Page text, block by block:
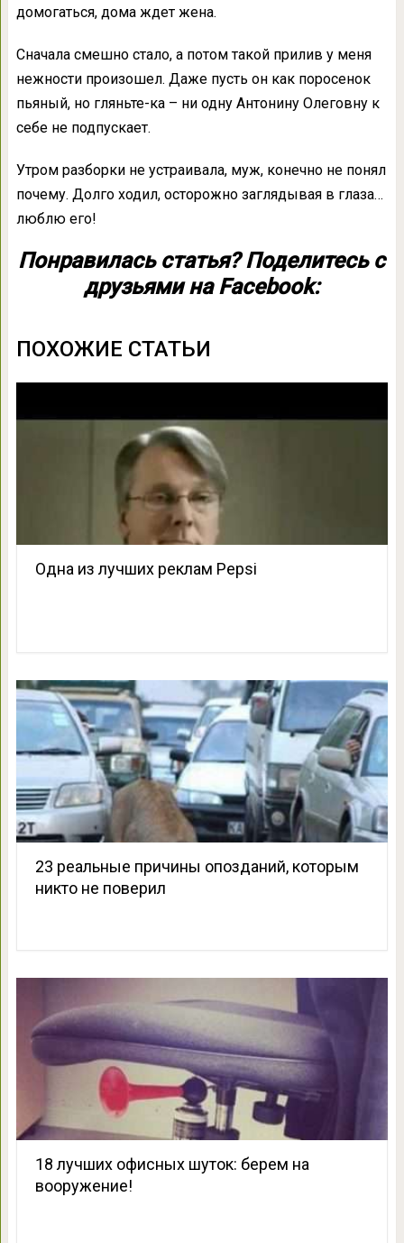
домогаться, дома ждет жена.
Сначала смешно стало, а потом такой прилив у меня
нежности произошел. Даже пусть он как поросенок
пьяный, но гляньте-ка – ни одну Антонину Олеговну к
себе не подпускает.
Утром разборки не устраивала, муж, конечно не понял
почему. Долго ходил, осторожно заглядывая в глаза…
люблю его!
Понравилась статья? Поделитесь с
друзьями на Facebook:
ПОХОЖИЕ СТАТЬИ
Одна из лучших реклам Pepsi
23 реальные причины опозданий, которым
никто не поверил
18 лучших офисных шуток: берем на
вооружение!